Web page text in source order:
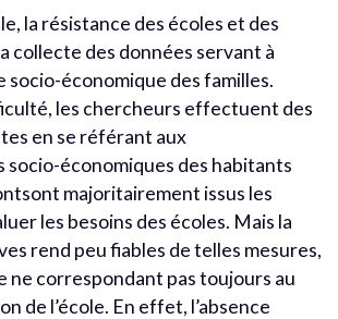
la résistance des écoles et des
collecte des données servant à
socio-économique des familles.
les chercheurs effectuent des
en se référant aux
économiques des habitants
majoritairement issus les
les besoins des écoles. Mais la
rend peu fiables de telles mesures,
ne correspondant pas toujours au
de l’école. En effet, l’absence